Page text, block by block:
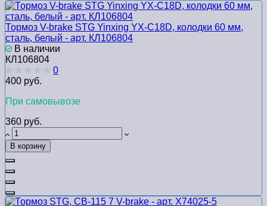
Тормоз V-brake STG Yinxing YX-C18D, колодки 60 мм,
сталь, белый - арт. КЛ106804
В наличии
КЛ106804
0
400 руб.
При самовывозе
360 руб.
В корзину